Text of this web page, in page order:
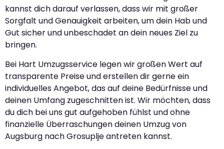
kannst dich darauf verlassen, dass wir mit großer
Sorgfalt und Genauigkeit arbeiten, um dein Hab und
Gut sicher und unbeschadet an dein neues Ziel zu
bringen.
Bei Hart Umzugsservice legen wir großen Wert auf
transparente Preise und erstellen dir gerne ein
individuelles Angebot, das auf deine Bedürfnisse und
deinen Umfang zugeschnitten ist. Wir möchten, dass
du dich bei uns gut aufgehoben fühlst und ohne
finanzielle Überraschungen deinen Umzug von
Augsburg nach Grosuplje antreten kannst.